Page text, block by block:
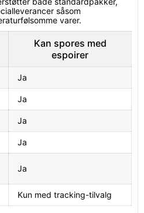
såsom
varer.
Kan spores med
espoirer
Ja
Ja
Ja
Ja
Ja
Kun med tracking-tilvalg